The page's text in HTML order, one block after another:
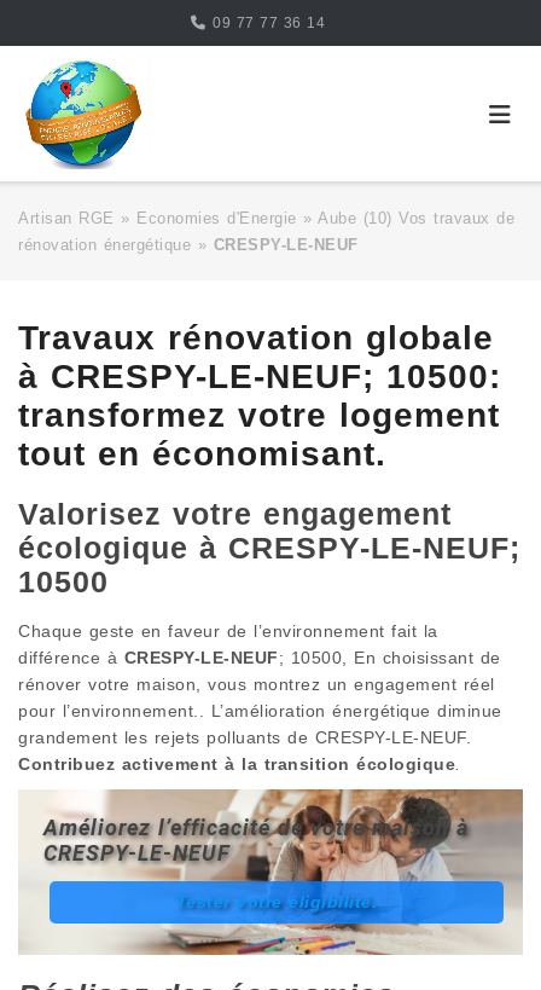
content
09 77 77 36 14
Artisan RGE » Economies d'Energie » Aube (10) Vos travaux de
rénovation énergétique » CRESPY-LE-NEUF
Travaux rénovation globale
à CRESPY-LE-NEUF; 10500:
transformez votre logement
tout en économisant.
Valorisez votre engagement
écologique à CRESPY-LE-NEUF;
10500
Chaque geste en faveur de l’environnement fait la
différence à CRESPY-LE-NEUF; 10500, En choisissant de
rénover votre maison, vous montrez un engagement réel
pour l’environnement.. L’amélioration énergétique diminue
grandement les rejets polluants de CRESPY-LE-NEUF.
Contribuez activement à la transition écologique
Améliorez l’efficacité de votre maison à
CRESPY-LE-NEUF
Tester votre éligibilité.